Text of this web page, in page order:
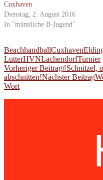
Cuxhaven
Dienstag, 2. August 2016
In "männliche B-Jugend"
BeachhandballCuxhaven
LutterHVNLachendorfTurnier
Beitragsnavigation
Vorheriger Beitrag#Schnitzel,
abschnitten!Nächster Beitrag
Wort